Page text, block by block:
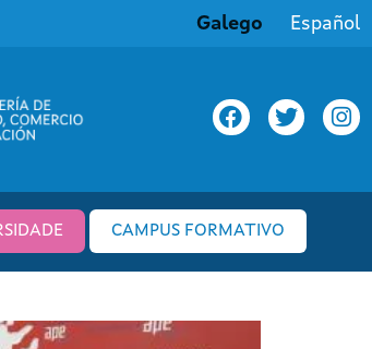
Galego Español
CAMPUS FORMATIVO